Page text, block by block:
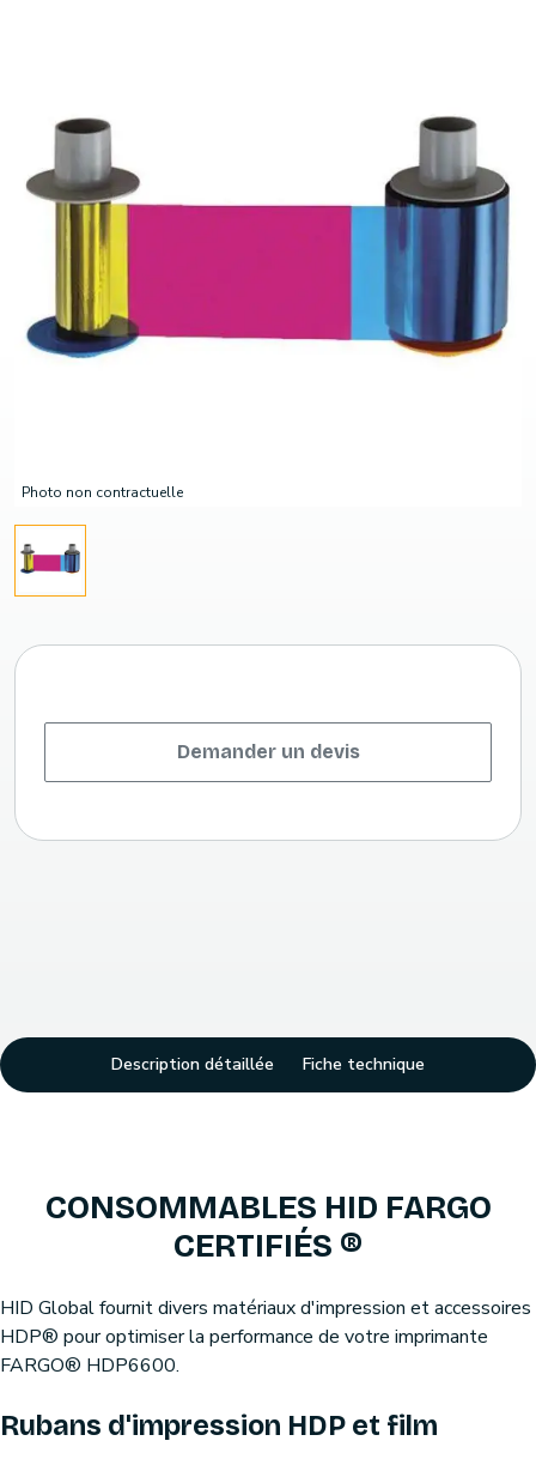
Photo non contractuelle
Demander un devis
Description détaillée Fiche technique
CONSOMMABLES HID FARGO
CERTIFIÉS ®
HID Global fournit divers matériaux d'impression et accessoires
HDP® pour optimiser la performance de votre imprimante
FARGO® HDP6600.
Rubans d'impression HDP et film